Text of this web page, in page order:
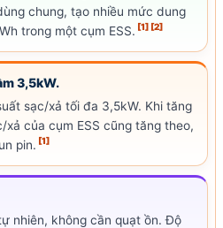
chung, tạo nhiều mức dung
trong một cụm ESS. [1] [2]
3,5kW.
sạc/xả tối đa 3,5kW. Khi tăng
/xả của cụm ESS cũng tăng theo,
pin. [1]
nhiên, không cần quạt ồn. Độ